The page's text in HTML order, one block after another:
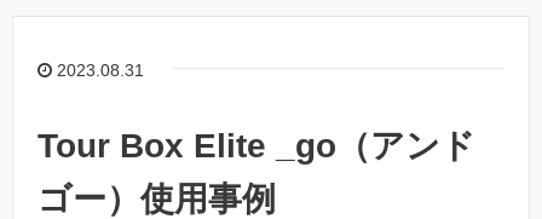
2023.08.31
Tour Box Elite _go（アンド
ゴー）使用事例